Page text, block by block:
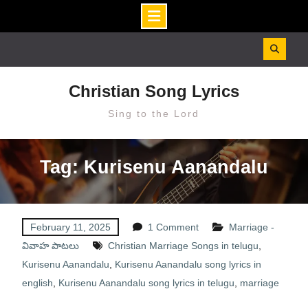
Christian Song Lyrics
Sing to the Lord
Tag: Kurisenu Aanandalu
February 11, 2025 1 Comment
Marriage -
వివాహ పాటలు
Christian Marriage Songs in telugu
Kurisenu Aanandalu
Kurisenu Aanandalu song lyrics in
english
Kurisenu Aanandalu song lyrics in telugu
marriage